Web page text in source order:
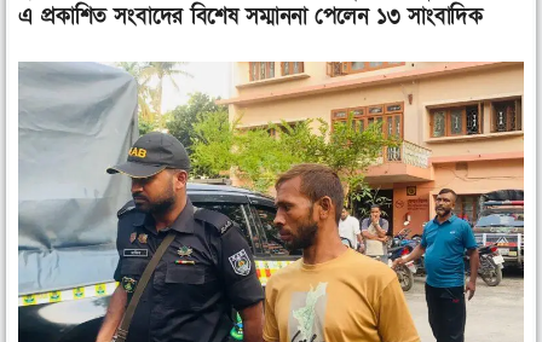
এ প্রকাশিত সংবাদের বিশেষ সম্মাননা পেলেন ১৩ সাংবাদিক